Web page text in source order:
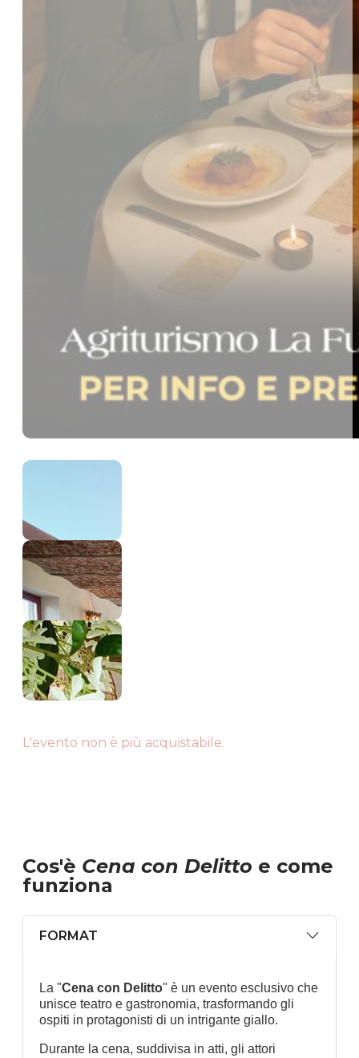
L'evento non è più acquistabile.
Cos'è Cena con Delitto e come
funziona
FORMAT
La "Cena con Delitto" è un evento esclusivo che
unisce teatro e gastronomia, trasformando gli
ospiti in protagonisti di un intrigante giallo.
Durante la cena, suddivisa in atti, gli attori